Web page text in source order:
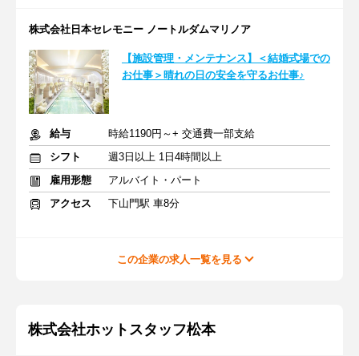
株式会社日本セレモニー ノートルダムマリノア
【施設管理・メンテナンス】＜結婚式場での
お仕事＞晴れの日の安全を守るお仕事♪
給与
時給1190円～+ 交通費一部支給
シフト
週3日以上 1日4時間以上
雇用形態
アルバイト・パート
アクセス
下山門駅 車8分
この企業の求人一覧を見る
株式会社ホットスタッフ松本